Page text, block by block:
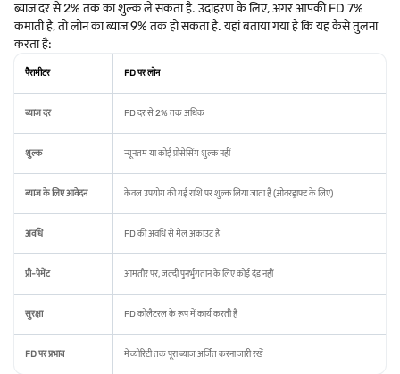
ब्याज दर से 2% तक का शुल्क ले सकता है. उदाहरण के लिए, अगर आपकी FD 7%
कमाती है, तो लोन का ब्याज 9% तक हो सकता है. यहां बताया गया है कि यह कैसे तुलना
करता है:
पैरामीटर FD पर लोन
ब्याज दर FD दर से 2% तक अधिक
शुल्क न्यूनतम या कोई प्रोसेसिंग शुल्क नहीं
ब्याज के लिए आवेदन केवल उपयोग की गई राशि पर शुल्क लिया जाता है (ओवरड्राफ्ट के लिए)
अवधि FD की अवधि से मेल अकाउंट है
प्री-पेमेंट आमतौर पर, जल्दी पुनर्भुगतान के लिए कोई दंड नहीं
सुरक्षा FD कोलैटरल के रूप में कार्य करती है
FD पर प्रभाव मेच्योरिटी तक पूरा ब्याज अर्जित करना जारी रखें